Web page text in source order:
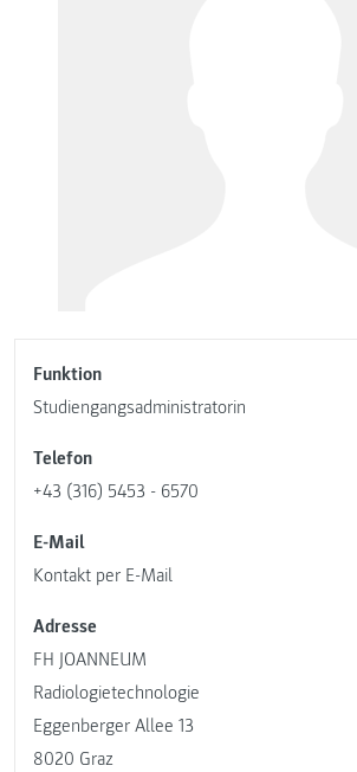
Funktion
Studiengangsadministratorin
Telefon
+43 (316) 5453 - 6570
E-Mail
Kontakt per E-Mail
Adresse
FH JOANNEUM
Radiologietechnologie
Eggenberger Allee 13
8020 Graz